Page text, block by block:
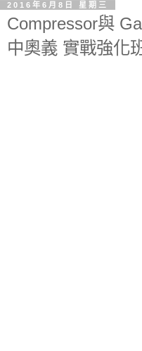
2016年6月8日 星期三
Compressor與
中奧義 實戰強化